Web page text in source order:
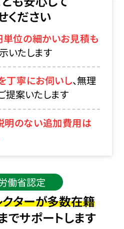
ください
単位の細かいお見積も
いたします
丁寧にお伺いし、無理
提案いたします
明のない追加費用は
働省認定
ターが多数在籍
でサポートします